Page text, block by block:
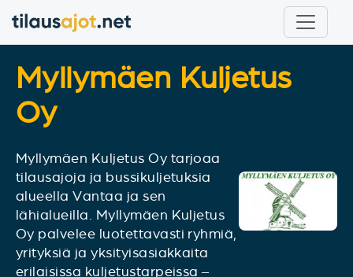
Myllymäen Kuljetus
Oy
Myllymäen Kuljetus Oy tarjoaa
tilausajoja ja bussikuljetuksia
alueella Vantaa ja sen
lähialueilla. Myllymäen Kuljetus
Oy palvelee luotettavasti ryhmiä,
yrityksiä ja yksityisasiakkaita
erilaisissa kuljetustarpeissa –